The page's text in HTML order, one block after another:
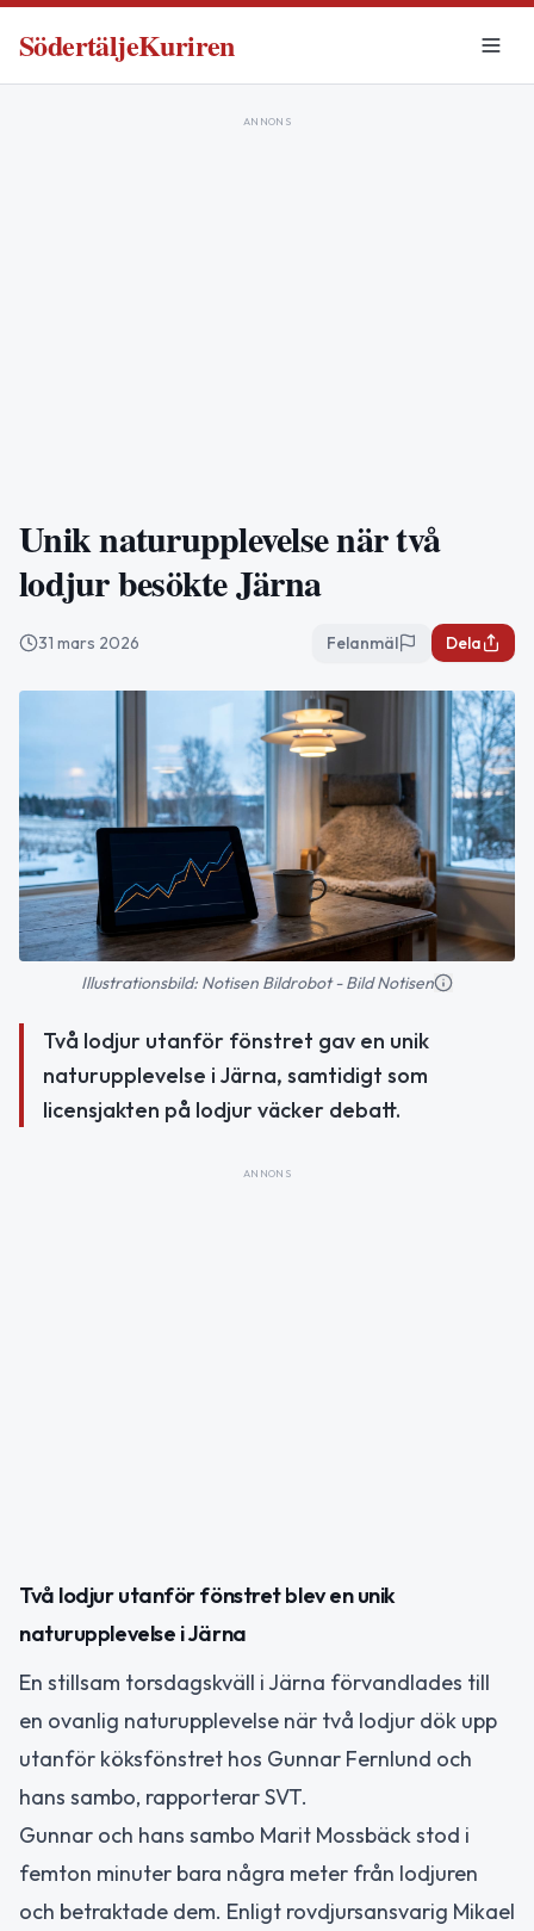
SödertäljeKuriren
ANNONS
Unik naturupplevelse när två
lodjur besökte Järna
31 mars 2026 Felanmäl Dela
Illustrationsbild: Notisen Bildrobot - Bild Notisen
Två lodjur utanför fönstret gav en unik
naturupplevelse i Järna, samtidigt som
licensjakten på lodjur väcker debatt.
ANNONS
Två lodjur utanför fönstret blev en unik
naturupplevelse i Järna
En stillsam torsdagskväll i Järna förvandlades till
en ovanlig naturupplevelse när två lodjur dök upp
utanför köksfönstret hos Gunnar Fernlund och
hans sambo, rapporterar SVT.
Gunnar och hans sambo Marit Mossbäck stod i
femton minuter bara några meter från lodjuren
och betraktade dem. Enligt rovdjursansvarig Mikael